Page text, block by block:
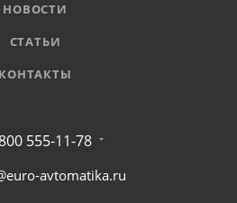
НОВОСТИ
СТАТЬИ
КОНТАКТЫ
555-11-78
avtomatika.ru